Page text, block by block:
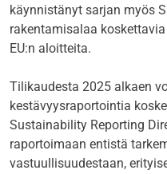
käynnistänyt sarjan myös
rakentamisalaa
EU:n aloitteita.
Tilikaudesta 2025 alkaen
kestävyysraportointia
Sustainability Reporting
raportoimaan entistä
vastuullisuudestaan,